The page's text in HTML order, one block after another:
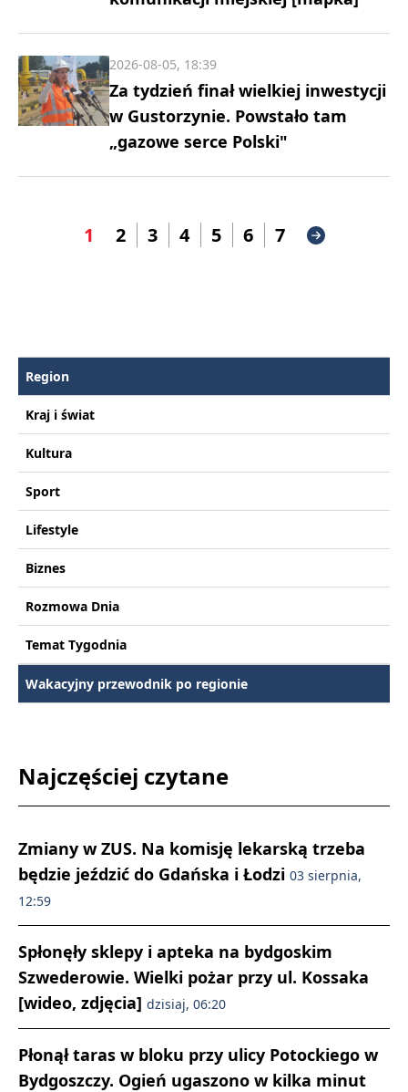
Za tydzień finał wielkiej inwestycji
w Gustorzynie. Powstało tam
„gazowe serce Polski"
2026-08-05, 18:39
1 2 3 4 5 6 7
Region
Kraj i świat
Kultura
Sport
Lifestyle
Biznes
Rozmowa Dnia
Temat Tygodnia
Wakacyjny przewodnik po regionie
Najczęściej czytane
Zmiany w ZUS. Na komisję lekarską trzeba
będzie jeździć do Gdańska i Łodzi 03 sierpnia,
12:59
Spłonęły sklepy i apteka na bydgoskim
Szwederowie. Wielki pożar przy ul. Kossaka
[wideo, zdjęcia] dzisiaj, 06:20
Płonął taras w bloku przy ulicy Potockiego w
Bydgoszczy. Ogień ugaszono w kilka minut